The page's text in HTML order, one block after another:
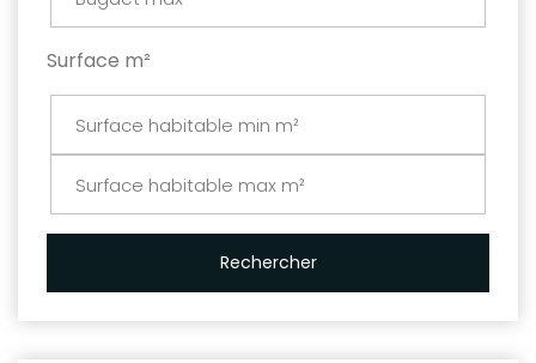
Surface m²
Rechercher